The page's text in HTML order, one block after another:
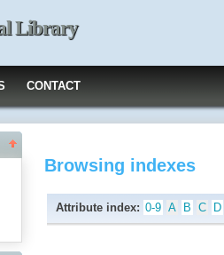
Library
CONTACT
Browsing indexes
Attribute index: 0-9 A B C D